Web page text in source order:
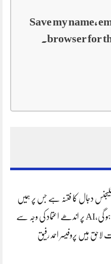
Save my name,
browser for
دجال کا فتنہ ہے جس پر ہمیں
فتح حاصل ہو گی،AI پر اندھے اعتماد کی وجہ سے
لاحق ہیں پروفیسر احمد رفیق